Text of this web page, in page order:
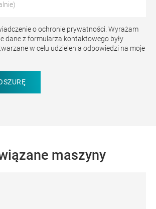
o ochronie prywatności. Wyrażam
dane z formularza kontaktowego były
w celu udzielenia odpowiedzi na moje
maszyny